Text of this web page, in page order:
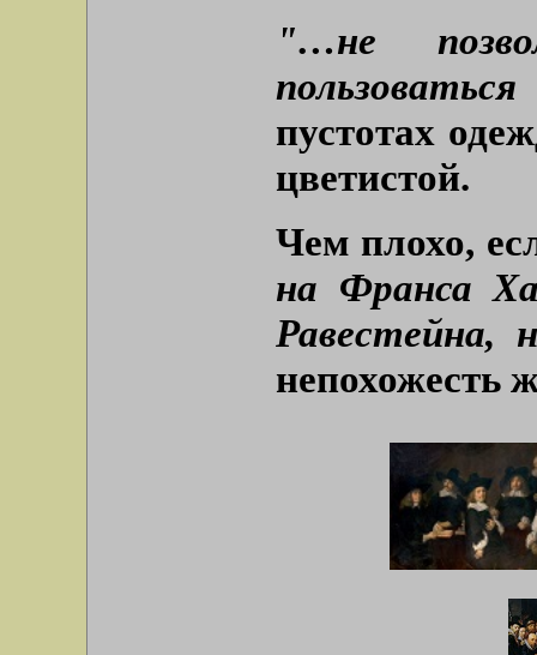
"…не
пустотах
цветистой.
Чем плохо,
на Франса
Равестейна,
непохожесть